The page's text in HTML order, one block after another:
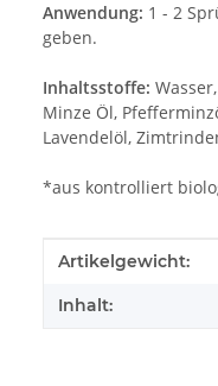
Anwendung: 1 - 2
geben.
Inhaltsstoffe:
Minze Öl,
Lavendelöl,
*aus kontrolliert
Produkteigenschaft
Wert
Artikelgewicht:
Inhalt: